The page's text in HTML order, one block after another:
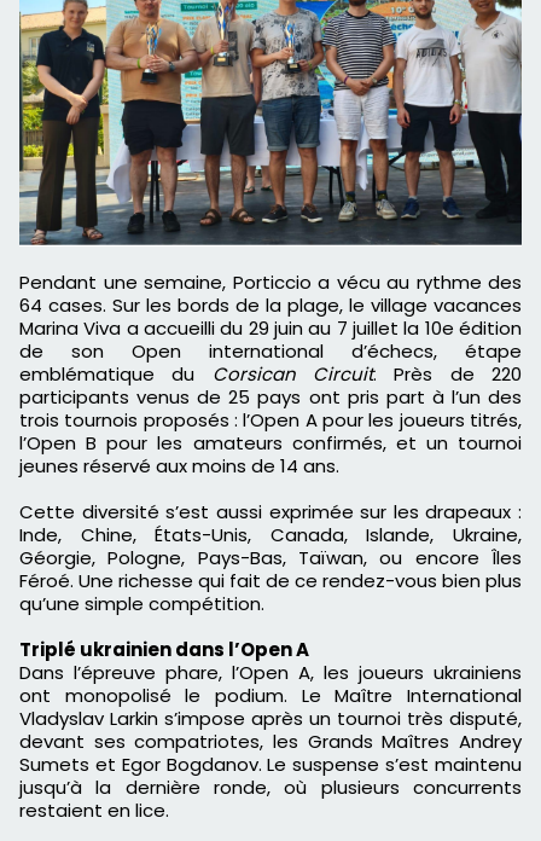
Pendant une semaine, Porticcio a vécu au rythme des
64 cases. Sur les bords de la plage, le village vacances
Marina Viva a accueilli du 29 juin au 7 juillet la 10e édition
de son Open international d’échecs, étape
emblématique du Corsican Circuit. Près de 220
participants venus de 25 pays ont pris part à l’un des
trois tournois proposés : l’Open A pour les joueurs titrés,
l’Open B pour les amateurs confirmés, et un tournoi
jeunes réservé aux moins de 14 ans.
Cette diversité s’est aussi exprimée sur les drapeaux :
Inde, Chine, États-Unis, Canada, Islande, Ukraine,
Géorgie, Pologne, Pays-Bas, Taïwan, ou encore Îles
Féroé. Une richesse qui fait de ce rendez-vous bien plus
qu’une simple compétition.
Triplé ukrainien dans l’Open A
Dans l’épreuve phare, l’Open A, les joueurs ukrainiens
ont monopolisé le podium. Le Maître International
Vladyslav Larkin s’impose après un tournoi très disputé,
devant ses compatriotes, les Grands Maîtres Andrey
Sumets et Egor Bogdanov. Le suspense s’est maintenu
jusqu’à la dernière ronde, où plusieurs concurrents
restaient en lice.